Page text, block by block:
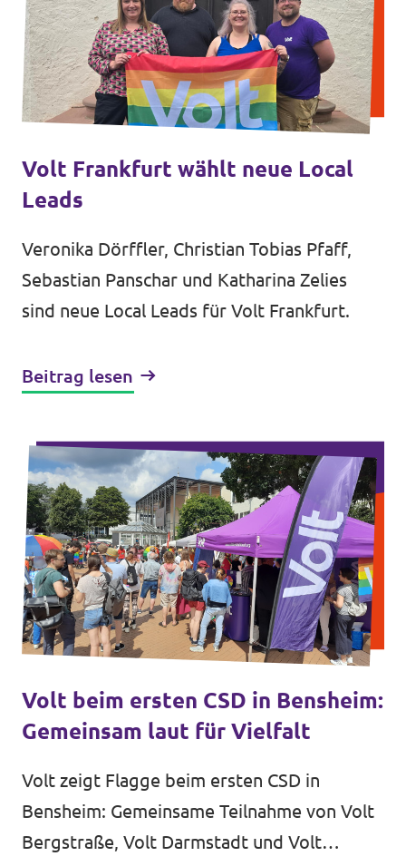
Volt Frankfurt wählt neue Local
Leads
Veronika Dörffler, Christian Tobias Pfaff,
Sebastian Panschar und Katharina Zelies
sind neue Local Leads für Volt Frankfurt.
Beitrag lesen
Volt beim ersten CSD in Bensheim:
Gemeinsam laut für Vielfalt
Volt zeigt Flagge beim ersten CSD in
Bensheim: Gemeinsame Teilnahme von Volt
Bergstraße, Volt Darmstadt und Volt